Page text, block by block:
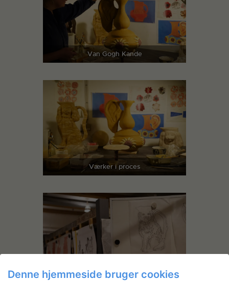
Van Gogh Kande
Værker i proces
Denne hjemmeside bruger cookies